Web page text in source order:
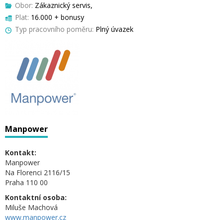
Obor: Zákaznický servis,
Plat: 16.000 + bonusy
Typ pracovního poměru: Plný úvazek
Manpower
Kontakt:
Manpower
Na Florenci 2116/15
Praha 110 00
Kontaktní osoba:
Miluše Machová
www.manpower.cz